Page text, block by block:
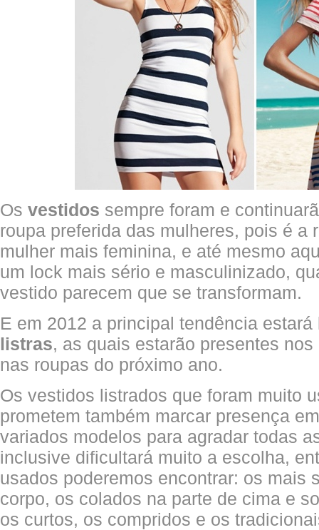
Os vestidos sempre foram e
roupa preferida das mulheres, pois é a
mulher mais feminina, e até mesmo
um lock mais sério e masculinizado,
vestido parecem que se transformam.
E em 2012 a principal tendência
listras, as quais estarão presentes
nas roupas do próximo ano.
Os vestidos listrados que foram muito
prometem também marcar presença
variados modelos para agradar todas
inclusive dificultará muito a escolha,
usados poderemos encontrar: os mais
corpo, os colados na parte de cima e
os curtos, os compridos e os